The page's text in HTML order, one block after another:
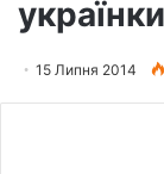
15 Липня 2014